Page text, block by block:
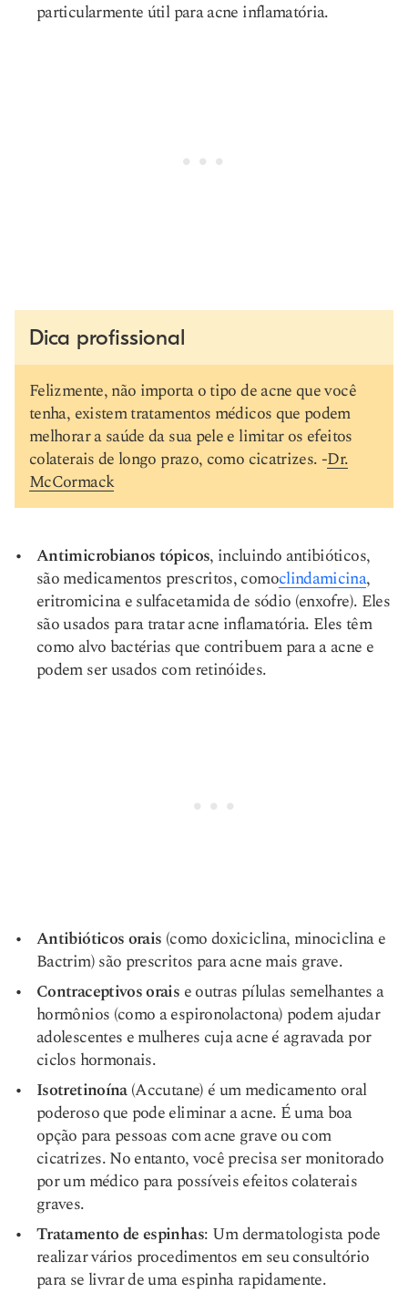
particularmente útil para acne inflamatória.
Dica profissional
Felizmente, não importa o tipo de acne que você
tenha, existem tratamentos médicos que podem
melhorar a saúde da sua pele e limitar os efeitos
colaterais de longo prazo, como cicatrizes. -Dr.
McCormack
Antimicrobianos tópicos, incluindo antibióticos,
são medicamentos prescritos, comoclindamicina,
eritromicina e sulfacetamida de sódio (enxofre). Eles
são usados para tratar acne inflamatória. Eles têm
como alvo bactérias que contribuem para a acne e
podem ser usados com retinóides.
Antibióticos orais (como doxiciclina, minociclina e
Bactrim) são prescritos para acne mais grave.
Contraceptivos orais e outras pílulas semelhantes a
hormônios (como a espironolactona) podem ajudar
adolescentes e mulheres cuja acne é agravada por
ciclos hormonais.
Isotretinoína(Accutane) é um medicamento oral
poderoso que pode eliminar a acne. É uma boa
opção para pessoas com acne grave ou com
cicatrizes. No entanto, você precisa ser monitorado
por um médico para possíveis efeitos colaterais
graves.
Tratamento de espinhas: Um dermatologista pode
realizar vários procedimentos em seu consultório
para se livrar de uma espinha rapidamente.